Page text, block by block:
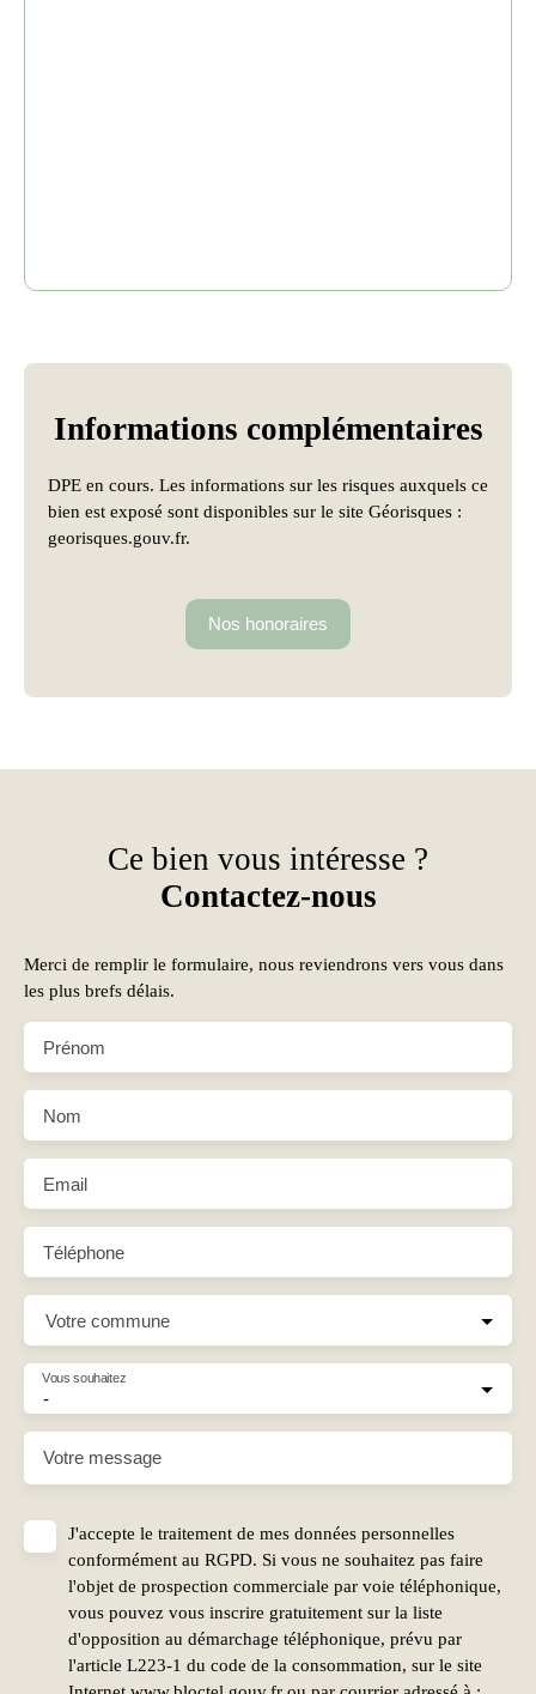
Informations complémentaires
DPE en cours. Les informations sur les risques auxquels ce
bien est exposé sont disponibles sur le site Géorisques :
georisques.gouv.fr.
Nos honoraires
Ce bien vous intéresse ?
Contactez-nous
Merci de remplir le formulaire, nous reviendrons vers vous dans
les plus brefs délais.
Prénom
Nom
Email
Téléphone
Votre commune
-
Vous souhaitez
Votre message
J'accepte le traitement de mes données personnelles
conformément au RGPD. Si vous ne souhaitez pas faire
l'objet de prospection commerciale par voie téléphonique,
vous pouvez vous inscrire gratuitement sur la liste
d'opposition au démarchage téléphonique, prévu par
l'article L223-1 du code de la consommation, sur le site